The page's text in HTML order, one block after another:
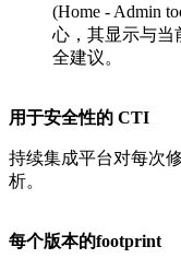
(Home - Admin
心，其显示与当
全建议。
用于安全性的 CTI
持续集成平台对每次
析。
每个版本的footprint